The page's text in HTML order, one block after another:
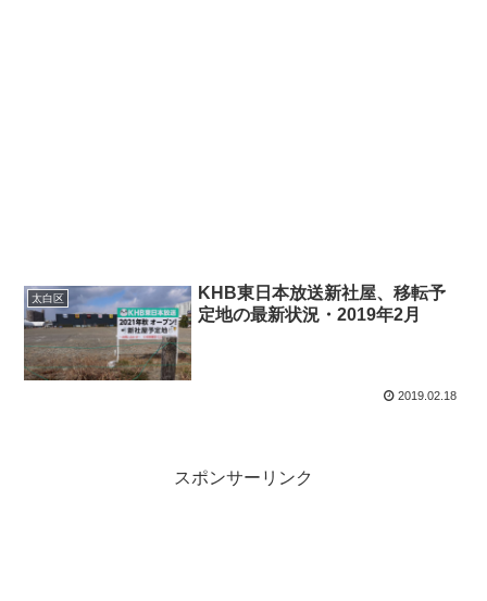
太白区
KHB東日本放送新社屋、移転予
定地の最新状況・2019年2月
2019.02.18
スポンサーリンク